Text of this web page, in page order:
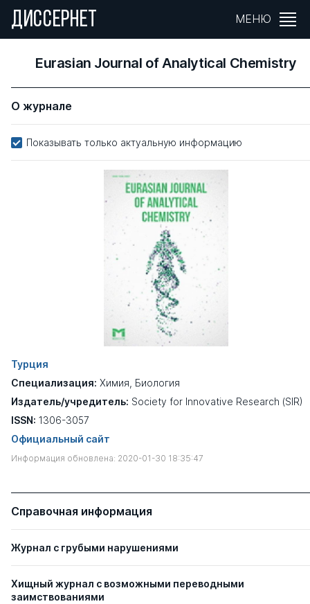
ДИССЕРНЕТ МЕНЮ
Eurasian Journal of Analytical Chemistry
О журнале
Показывать только актуальную информацию
Турция
Специализация: Химия Биология
Издатель/учредитель: Society for Innovative Research (SIR)
ISSN: 1306-3057
Официальный сайт
Информация обновлена: 2020-01-30 18:35:47
Справочная информация
Журнал с грубыми нарушениями
Хищный журнал с возможными переводными
заимствованиями